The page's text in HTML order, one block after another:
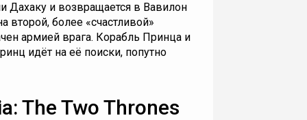
Дахаку и возвращается в Вавилон
более «счастливой»
армией врага. Корабль Принца и
идёт на её поиски, попутно
The Two Thrones